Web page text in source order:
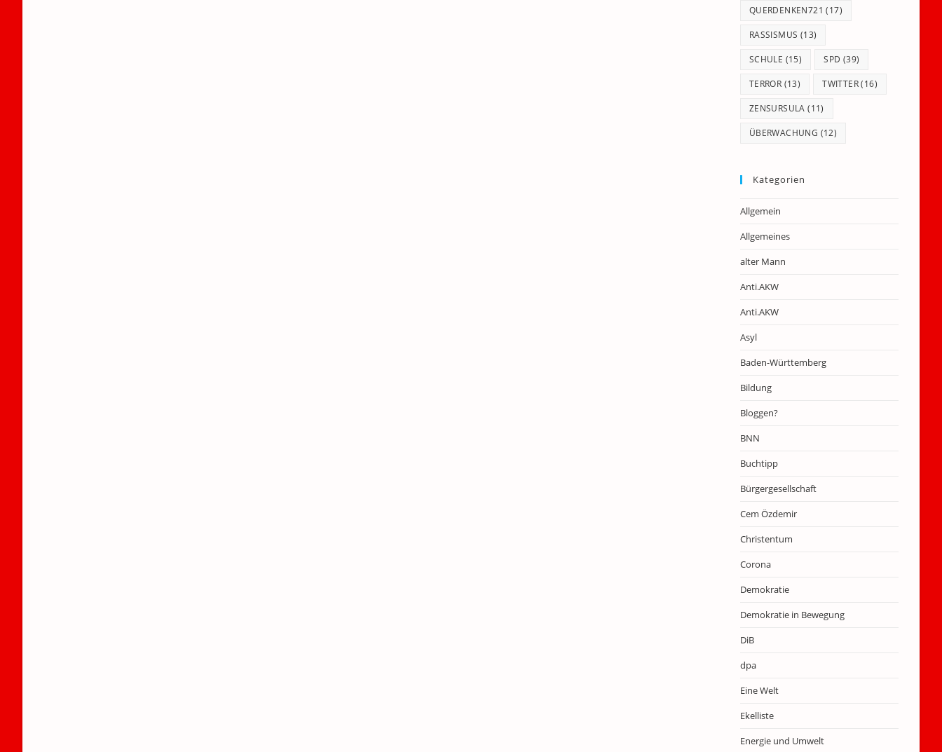
QUERDENKEN721 (17)
RASSISMUS (13)
SCHULE (15) SPD (39)
TERROR (13) TWITTER(16)
ZENSURSULA (11)
ÜBERWACHUNG (12)
Kategorien
Allgemein
Allgemeines
alter Mann
Anti.AKW
Anti.AKW
Asyl
Baden-Württemberg
Bildung
Bloggen?
BNN
Buchtipp
Bürgergesellschaft
Cem Özdemir
Christentum
Corona
Demokratie
Demokratie in Bewegung
DiB
dpa
Eine Welt
Ekelliste
Energie und Umwelt